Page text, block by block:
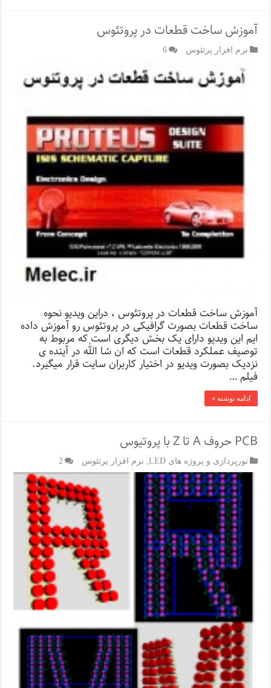
آموزش ساخت قطعات در پروتئوس
نرم افزار پرتئوس 6
آموزش ساخت قطعات در پروتئوس ، دراین ویدیو نحوه
ساخت قطعات بصورت گرافیکی در پروتئوس رو آموزش داده
ایم این ویدیو دارای یک بخش دیگری است که مربوط به
توصیف عملکرد قطعات است که ان شا الله در آینده ی
نزدیک بصورت ویدیو در اختیار کاربران سایت قرار میگیرد.
فیلم …
ادامه نوشته »
PCB حروف A تا Z با پروتیوس
نورپردازی و پروژه های LED نرم افزار پرتئوس 2